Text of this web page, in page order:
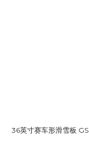
36英寸赛车形滑雪板 GS